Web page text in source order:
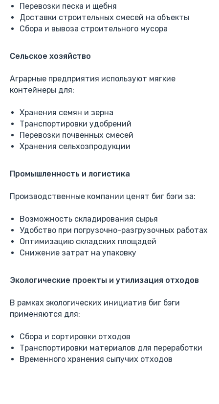
Перевозки песка и щебня
Доставки строительных смесей на объекты
Сбора и вывоза строительного мусора
Сельское хозяйство
Аграрные предприятия используют мягкие
контейнеры для:
Хранения семян и зерна
Транспортировки удобрений
Перевозки почвенных смесей
Хранения сельхозпродукции
Промышленность и логистика
Производственные компании ценят биг бэги за:
Возможность складирования сырья
Удобство при погрузочно-разгрузочных работах
Оптимизацию складских площадей
Снижение затрат на упаковку
Экологические проекты и утилизация отходов
В рамках экологических инициатив биг бэги
применяются для:
Сбора и сортировки отходов
Транспортировки материалов для переработки
Временного хранения сыпучих отходов